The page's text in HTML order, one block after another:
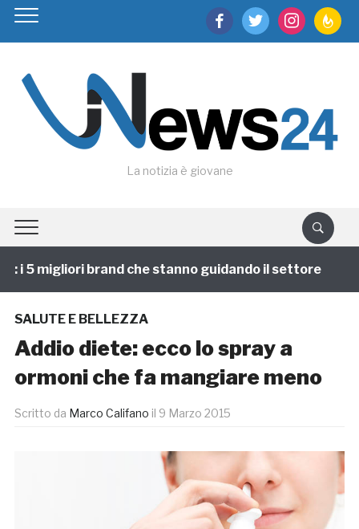
facebooktwitter instagram
La notizia è giovane
5 migliori brand che stanno guidando il settore
SALUTE E BELLEZZA
Addio diete: ecco lo spray a
ormoni che fa mangiare meno
Scritto da Marco Califano il 9 Marzo 2015